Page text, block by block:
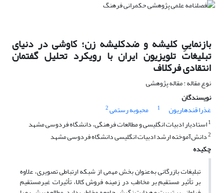
بازنماییِ کلیشه و ضدکلیشه زن؛ کاوشی در دنیای
تبلیغات تلویزیون ایران با رویکرد تحلیل گفتمان
انتقادی فرکلاف
نوع مقاله : مقاله پژوهشی
نویسندگان
عَذرا قندهاریون
1 محبوبه رستمی2
1استادیار ادبیات انگلیسی و مطالعات فرهنگی، دانشگاه فردوسی مشهد
2دانش‌آموخته ارشد ادبیات انگلیسی دانشگاه فردوسی مشهد
چکیده
تبلیغات بازرگانی به‌عنوان بخش مهمی از شبکه ارتباطی تصویری، علاوه
بر تأثیر مستقیم بر مخاطب در زمینه فروش کالا، تأثیرات غیرمستقیم